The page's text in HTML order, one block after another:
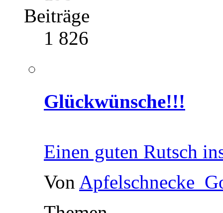
Beiträge
1 826
Glückwünsche!!!
Einen guten Rutsch
Von